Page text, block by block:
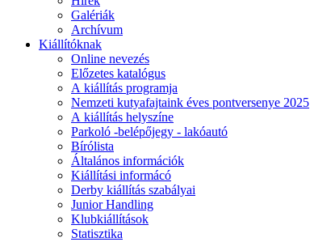
Galériák
Archívum
Kiállítóknak
Online nevezés
Előzetes katalógus
A kiállítás programja
Nemzeti kutyafajtaink éves pontversenye 2025
A kiállítás helyszíne
Parkoló -belépőjegy - lakóautó
Bírólista
Általános információk
Kiállítási informácó
Derby kiállítás szabályai
Junior Handling
Klubkiállítások
Statisztika